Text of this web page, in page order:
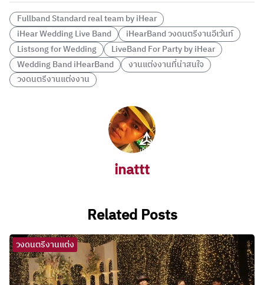
Fullband Standard real team by iHear
iHear Wedding Live Band
iHearBand วงดนตรีงานอีเว้นท์
Listsong for Wedding
LiveBand For Party by iHear
Wedding Band iHearBand
งานแต่งงานที่น่าสนใจ
วงดนตรีงานแต่งงาน
inattt
Related Posts
วงดนตรีงานแต่ง